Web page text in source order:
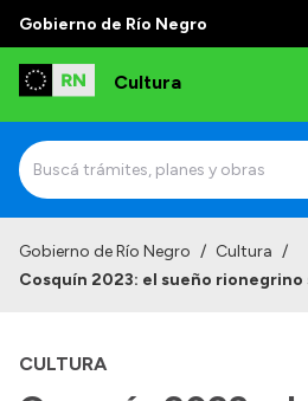
Gobierno de Río Negro
Cultura
Gobierno de Río Negro / Cultura /
Cosquín 2023: el sueño rionegrino
CULTURA